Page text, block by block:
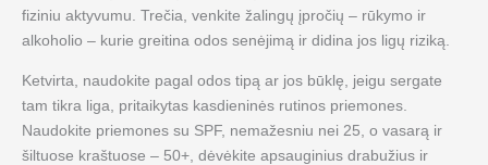
fiziniu aktyvumu. Trečia, venkite žalingų įpročių – rūkymo ir
alkoholio – kurie greitina odos senėjimą ir didina jos ligų riziką.
Ketvirta, naudokite pagal odos tipą ar jos būklę, jeigu sergate
tam tikra liga, pritaikytas kasdieninės rutinos priemones.
Naudokite priemones su SPF, nemažesniu nei 25, o vasarą ir
šiltuose kraštuose – 50+, dėvėkite apsauginius drabužius ir